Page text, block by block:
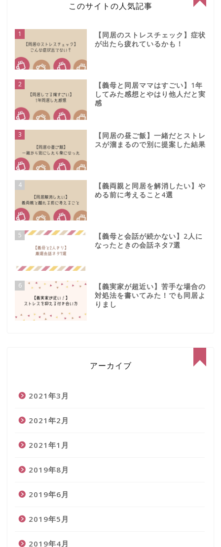
このサイトの人気記事
1
【同居のストレスチェック】症状
が出たら疲れているかも！
2
【義母と同居ママはすごい】1年
してみた感想とやはり他人だと実
感
3
【同居の昼ご飯】一緒だとストレ
スが溜まるので別に提案した結果
4
【義両親と同居を解消したい】や
める前に考えること4選
5
【義母と会話が続かない】2人に
なったときの会話ネタ7選
6
【義実家が超近い】苦手な場合の
対処法を書いてみた！でも同居よ
りまし
アーカイブ
2021年3月
2021年2月
2021年1月
2019年8月
2019年6月
2019年5月
2019年4月